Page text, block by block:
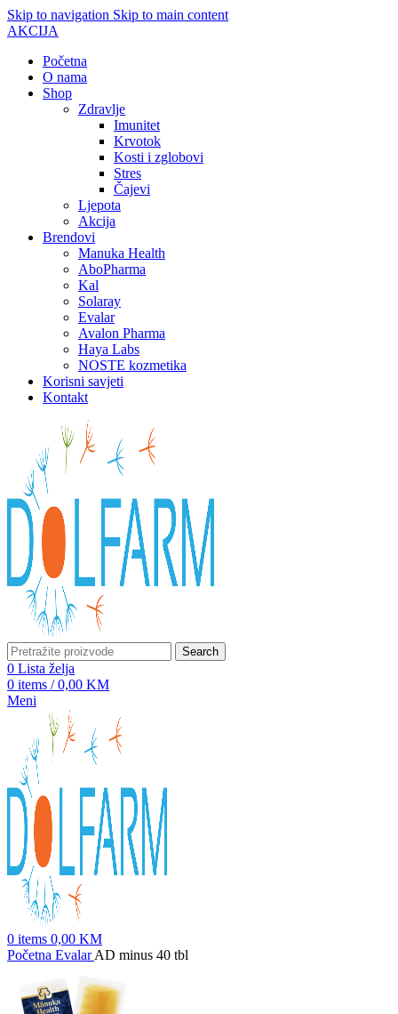
Skip to navigation Skip to main content
AKCIJA
Početna
O nama
Shop
Zdravlje
Imunitet
Krvotok
Kosti i zglobovi
Stres
Čajevi
Ljepota
Akcija
Brendovi
Manuka Health
AboPharma
Kal
Solaray
Evalar
Avalon Pharma
Haya Labs
NOSTE kozmetika
Korisni savjeti
Kontakt
Search
0 Lista želja
0 items / 0,00 KM
Meni
0 items 0,00 KM
Početna EvalarAD minus 40 tbl